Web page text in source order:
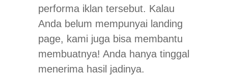
performa iklan tersebut. Kalau
Anda belum mempunyai landing
page, kami juga bisa membantu
membuatnya! Anda hanya tinggal
menerima hasil jadinya.